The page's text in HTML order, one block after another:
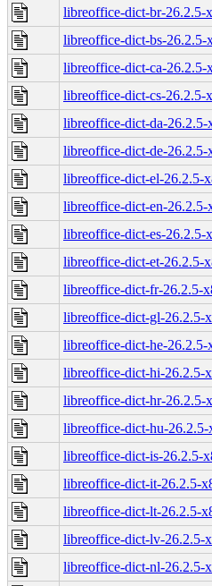
libreoffice-dict-br-26.2.5-
libreoffice-dict-bs-26.2.5-
libreoffice-dict-ca-26.2.5-
libreoffice-dict-cs-26.2.5-
libreoffice-dict-da-
libreoffice-dict-de-
libreoffice-dict-el-26.2.5-
libreoffice-dict-en-
libreoffice-dict-es-26.2.5-
libreoffice-dict-et-26.2.5-
libreoffice-dict-fr-26.2.5-
libreoffice-dict-gl-26.2.5-
libreoffice-dict-he-
libreoffice-dict-hi-26.2.5-
libreoffice-dict-hr-26.2.5-
libreoffice-dict-hu-
libreoffice-dict-is-26.2.5-
libreoffice-dict-it-26.2.5-
libreoffice-dict-lt-26.2.5-
libreoffice-dict-lv-26.2.5-
libreoffice-dict-nl-26.2.5-